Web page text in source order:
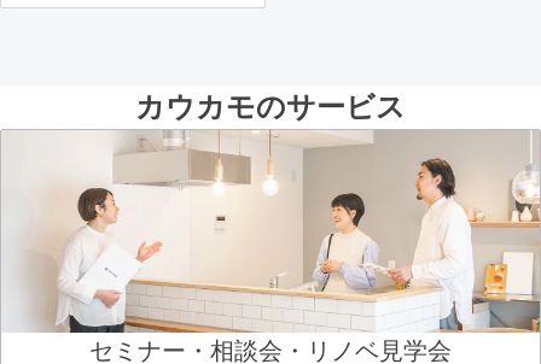
カウカモのサービス
セミナー・相談会・リノベ見学会